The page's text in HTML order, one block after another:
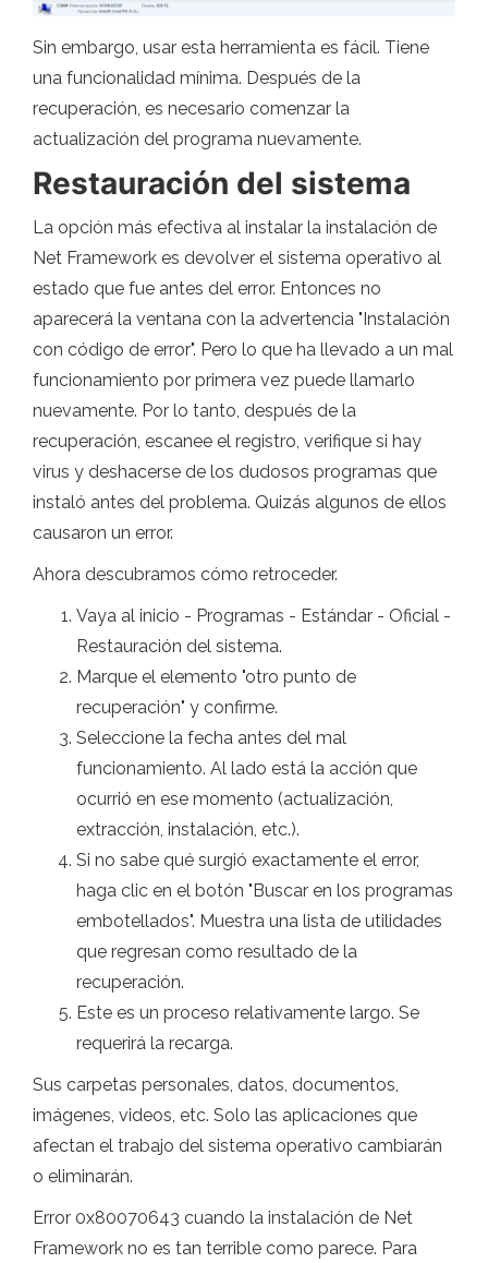
Sin embargo, usar esta herramienta es fácil. Tiene
una funcionalidad mínima. Después de la
recuperación, es necesario comenzar la
actualización del programa nuevamente.
Restauración del sistema
La opción más efectiva al instalar la instalación de
Net Framework es devolver el sistema operativo al
estado que fue antes del error. Entonces no
aparecerá la ventana con la advertencia "Instalación
con código de error". Pero lo que ha llevado a un mal
funcionamiento por primera vez puede llamarlo
nuevamente. Por lo tanto, después de la
recuperación, escanee el registro, verifique si hay
virus y deshacerse de los dudosos programas que
instaló antes del problema. Quizás algunos de ellos
causaron un error.
Ahora descubramos cómo retroceder.
Vaya al inicio - Programas - Estándar - Oficial -
Restauración del sistema.
Marque el elemento "otro punto de
recuperación" y confirme.
Seleccione la fecha antes del mal
funcionamiento. Al lado está la acción que
ocurrió en ese momento (actualización,
extracción, instalación, etc.).
Si no sabe qué surgió exactamente el error,
haga clic en el botón "Buscar en los programas
embotellados". Muestra una lista de utilidades
que regresan como resultado de la
recuperación.
Este es un proceso relativamente largo. Se
requerirá la recarga.
Sus carpetas personales, datos, documentos,
imágenes, videos, etc. Solo las aplicaciones que
afectan el trabajo del sistema operativo cambiarán
o eliminarán.
Error 0x80070643 cuando la instalación de Net
Framework no es tan terrible como parece. Para